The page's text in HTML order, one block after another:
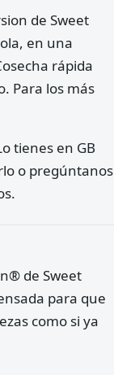
de Sweet
en una
rápida
Para los más
tienes en GB
o pregúntanos
de Sweet
para que
como si ya